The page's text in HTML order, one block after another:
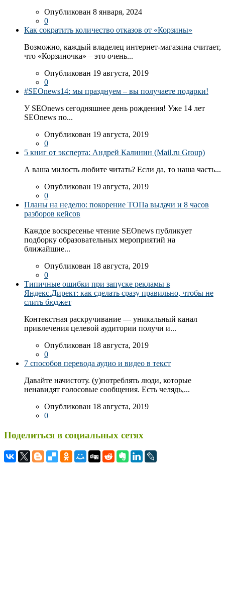
Опубликован 8 января, 2024
0
Как сократить количество отказов от «Корзины»
Возможно, каждый владелец интернет-магазина считает,
что «Корзиночка» – это очень...
Опубликован 19 августа, 2019
0
#SEOnews14: мы празднуем – вы получаете подарки!
У SEOnews сегодняшнее день рождения! Уже 14 лет
SEOnews по...
Опубликован 19 августа, 2019
0
5 книг от эксперта: Андрей Калинин (Mail.ru Group)
А ваша милость любите читать? Если да, то наша часть...
Опубликован 19 августа, 2019
0
Планы на неделю: покорение ТОПа выдачи и 8 часов
разборов кейсов
Каждое воскресенье чтение SEOnews публикует
подборку образовательных мероприятий на
ближайшие...
Опубликован 18 августа, 2019
0
Типичные ошибки при запуске рекламы в
Яндекс.Директ: как сделать сразу правильно, чтобы не
слить бюджет
Контекстная раскручивание — уникальный канал
привлечения целевой аудитории получи и...
Опубликован 18 августа, 2019
0
7 способов перевода аудио и видео в текст
Давайте начистоту. (у)потреблять люди, которые
ненавидят голосовые сообщения. Есть челядь,...
Опубликован 18 августа, 2019
0
Поделиться в социальных сетях